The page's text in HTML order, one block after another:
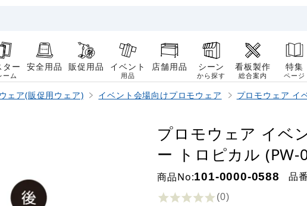
ター
ーム
安全用品 販促用品 イベント
用品
店舗用品 シーン
から探す
看板製作
総合案内
特集
ページ
ェア(販促用ウェア) イベント会場向けプロモウェア プロモウェア イ
プロモウェア イベ
ー トロピカル (PW-
商品No:101-0000-0588 品
(0)